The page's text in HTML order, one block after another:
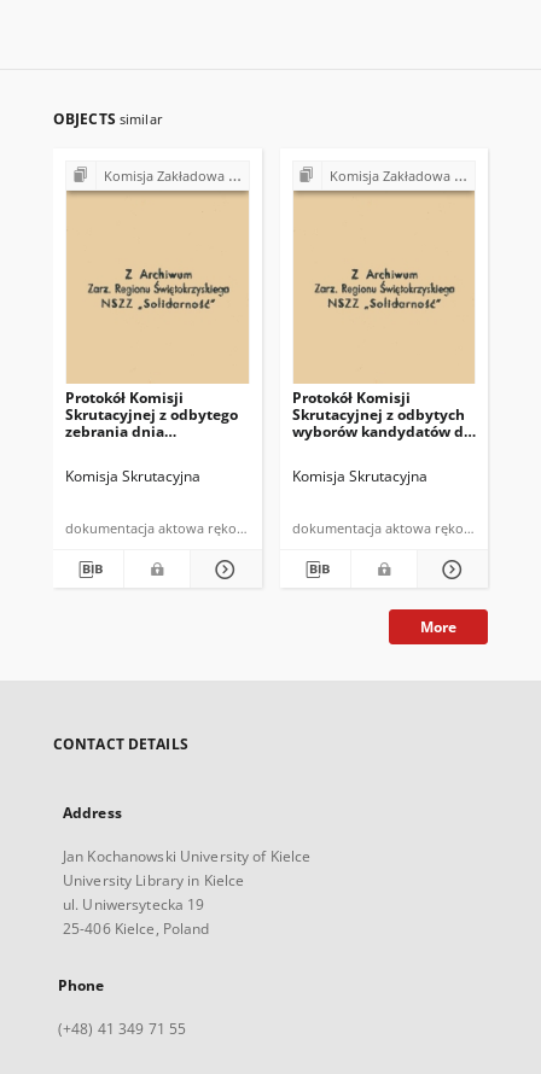
OBJECTS similar
Komisja Zakładowa NSZZ "Solidarność" przy Gminnej Spółdzielni "Samopomoc Chłopska" w Bodzentynie
Protokół Komisji
Skrutacyjnej z odbytego
zebrania dnia
Komisja Skrutacyjna
dokumentacja aktowa rękopis
Komisja Zakładowa NSZZ "Solidarność" przy Gminnej Spółdzielni "Samopomoc Chłopska" w Bodzentynie
Protokół Komisji
Skrutacyjnej z odbytych
wyborów kandydatów do
Komisja Skrutacyjna
dokumentacja aktowa rękopis
More
CONTACT DETAILS
Address
Jan Kochanowski University of Kielce
University Library in Kielce
ul. Uniwersytecka 19
25-406 Kielce, Poland
Phone
(+48) 41 349 71 55